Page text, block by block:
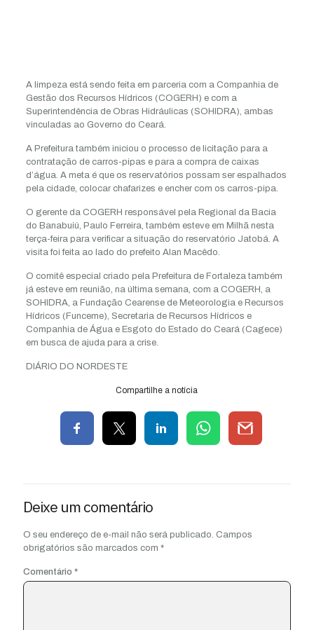
A limpeza está sendo feita em parceria com a Companhia de
Gestão dos Recursos Hídricos (COGERH) e com a
Superintendência de Obras Hidráulicas (SOHIDRA), ambas
vinculadas ao Governo do Ceará.
A Prefeitura também iniciou o processo de licitação para a
contratação de carros-pipas e para a compra de caixas
d’água. A meta é que os reservatórios possam ser espalhados
pela cidade, colocar chafarizes e encher com os carros-pipa.
O gerente da COGERH responsável pela Regional da Bacia
do Banabuiú, Paulo Ferreira, também esteve em Milhã nesta
terça-feira para verificar a situação do reservatório Jatobá. A
visita foi feita ao lado do prefeito Alan Macêdo.
O comitê especial criado pela Prefeitura de Fortaleza também
já esteve em reunião, na última semana, com a COGERH, a
SOHIDRA, a Fundação Cearense de Meteorologia e Recursos
Hídricos (Funceme), Secretaria de Recursos Hídricos e
Companhia de Água e Esgoto do Estado do Ceará (Cagece)
em busca de ajuda para a crise.
DIÁRIO DO NORDESTE
Compartilhe a notícia
Deixe um comentário
O seu endereço de e-mail não será publicado. Campos
obrigatórios são marcados com *
Comentário *